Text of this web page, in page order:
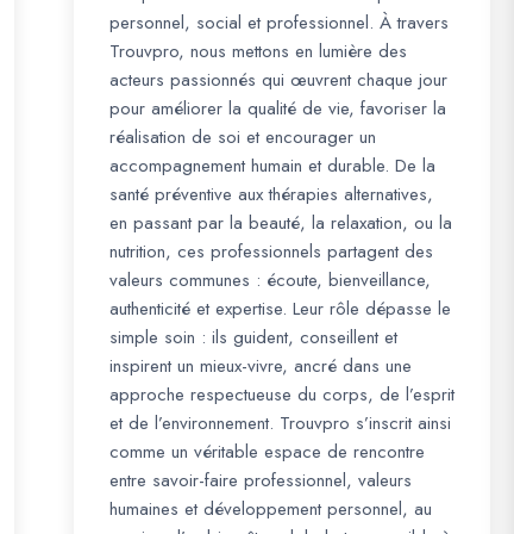
personnel, social et professionnel. À travers
Trouvpro, nous mettons en lumière des
acteurs passionnés qui œuvrent chaque jour
pour améliorer la qualité de vie, favoriser la
réalisation de soi et encourager un
accompagnement humain et durable. De la
santé préventive aux thérapies alternatives,
en passant par la beauté, la relaxation, ou la
nutrition, ces professionnels partagent des
valeurs communes : écoute, bienveillance,
authenticité et expertise. Leur rôle dépasse le
simple soin : ils guident, conseillent et
inspirent un mieux-vivre, ancré dans une
approche respectueuse du corps, de l’esprit
et de l’environnement. Trouvpro s’inscrit ainsi
comme un véritable espace de rencontre
entre savoir-faire professionnel, valeurs
humaines et développement personnel, au